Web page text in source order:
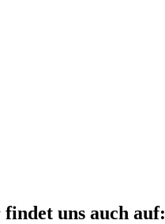
uns auch auf: